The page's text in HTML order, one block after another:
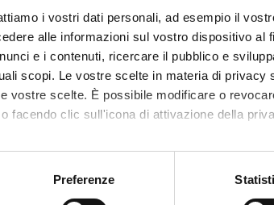
i vostri dati personali, ad esempio il
alle informazioni sul vostro dispositivo al
e i contenuti, ricercare il pubblico e
scopi. Le vostre scelte in materia di privacy
vostre scelte. È possibile modificare o
facendo clic sull'icona di attivazione della
anche:
sulla tua posizione geografica, con
Preferenze
25 MED/26-